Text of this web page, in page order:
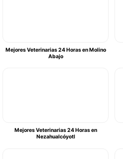
Mejores Veterinarias 24 Horas en Molino
Abajo
Mejores Veterinarias 24 Horas en
Nezahualcóyotl